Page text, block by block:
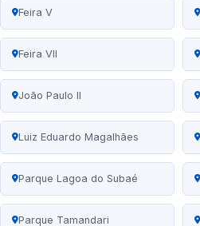
Feira V
Feira VII
João Paulo II
Luiz Eduardo Magalhães
Parque Lagoa do Subaé
Parque Tamandari